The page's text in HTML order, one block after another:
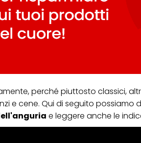
perché piuttosto classici,
e cene. Qui di seguito possiamo
e leggere anche le